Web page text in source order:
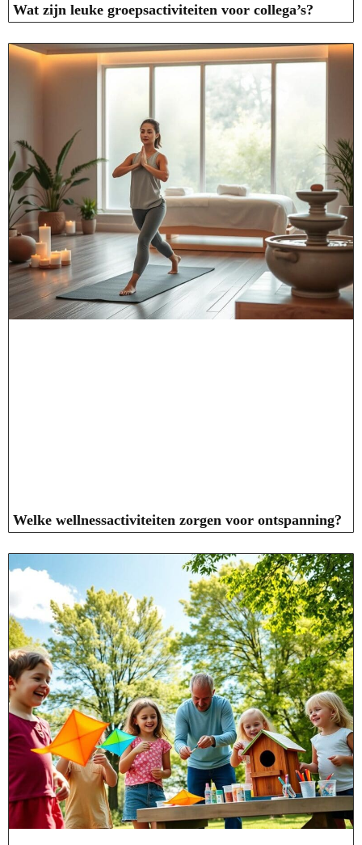
Wat zijn leuke groepsactiviteiten voor collega’s?
Welke wellnessactiviteiten zorgen voor ontspanning?